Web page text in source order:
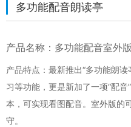
多功能配音朗读亭
产品名称：多功能配音室外
产品特点：最新推出“多功能朗
习等功能，更是新加了一项“配
本，可实现看图配音。室外版的
守。